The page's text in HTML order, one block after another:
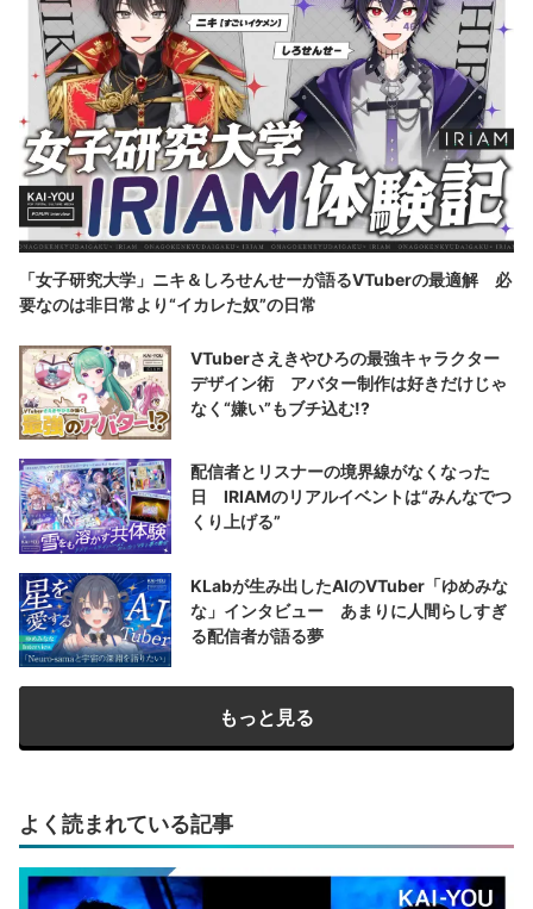
「女子研究大学」ニキ＆しろせんせーが語るVTuberの最適解 必
要なのは非日常より“イカレた奴”の日常
VTuberさえきやひろの最強キャラクター
デザイン術 アバター制作は好きだけじゃ
なく“嫌い”もブチ込む!?
配信者とリスナーの境界線がなくなった
日 IRIAMのリアルイベントは“みんなでつ
くり上げる”
KLabが生み出したAIのVTuber「ゆめみな
な」インタビュー あまりに人間らしすぎ
る配信者が語る夢
もっと見る
よく読まれている記事